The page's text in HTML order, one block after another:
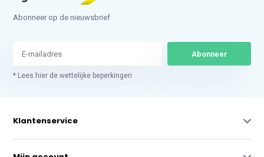
Abonneer op de nieuwsbrief
Abonneer
* Lees hier de wettelijke beperkingen
Klantenservice